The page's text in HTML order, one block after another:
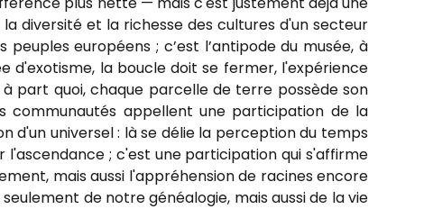
diversité et la richesse des cultures d'un secteur
européens ; c’est l’antipode du musée, à
d'exotisme, la boucle doit se fermer, l'expérience
part quoi, chaque parcelle de terre possède son
communautés appellent une participation de la
d'un universel : là se délie la perception du temps
; c'est une participation qui s'affirme
mais aussi l'appréhension de racines encore
de notre généalogie, mais aussi de la vie